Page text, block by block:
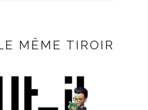
MÊME TIROIR